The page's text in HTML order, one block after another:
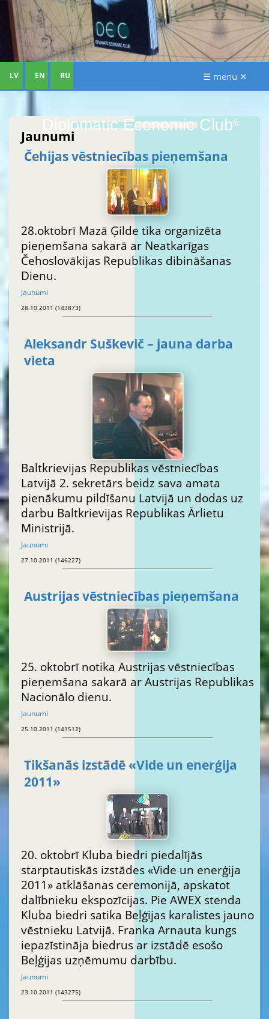
Diplomatic Economic Club®
LV EN RU ☰ menu ✕
Jaunumi
Čehijas vēstniecības pieņemšana
28.oktobrī Mazā Ģilde tika organizēta
pieņemšana sakarā ar Neatkarīgas
Čehoslovākijas Republikas dibināšanas
Dienu.
Jaunumi
28.10.2011 (143873)
Aleksandr Suškevič – jauna darba
vieta
Baltkrievijas Republikas vēstniecības
Latvijā 2. sekretārs beidz sava amata
pienākumu pildīšanu Latvijā un dodas uz
darbu Baltkrievijas Republikas Ārlietu
Ministrijā.
Jaunumi
27.10.2011 (146227)
Austrijas vēstniecības pieņemšana
25. oktobrī notika Austrijas vēstniecības
pieņemšana sakarā ar Austrijas Republikas
Nacionālo dienu.
Jaunumi
25.10.2011 (141512)
Tikšanās izstādē «Vide un enerģija
2011»
20. oktobrī Kluba biedri piedalījās
starptautiskās izstādes «Vide un enerģija
2011» atklāšanas ceremonijā, apskatot
dalībnieku ekspozīcijas. Pie AWEX stenda
Kluba biedri satika Beļģijas karalistes jauno
vēstnieku Latvijā. Franka Arnauta kungs
iepazīstināja biedrus ar izstādē esošo
Beļģijas uzņēmumu darbību.
Jaunumi
23.10.2011 (143275)